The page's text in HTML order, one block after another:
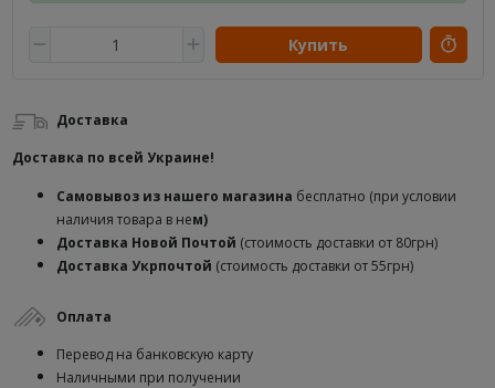
Купить
Доставка
Доставка по всей Украине!
Самовывоз из нашего магазина бесплатно (при условии
наличия товара в нем)
Доставка Новой Почтой (стоимость доставки от 80грн)
Доставка Укрпочтой (стоимость доставки от 55грн)
Оплата
Перевод на банковскую карту
Наличными при получении